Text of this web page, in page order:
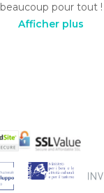
beaucoup pour tout !
Afficher plus